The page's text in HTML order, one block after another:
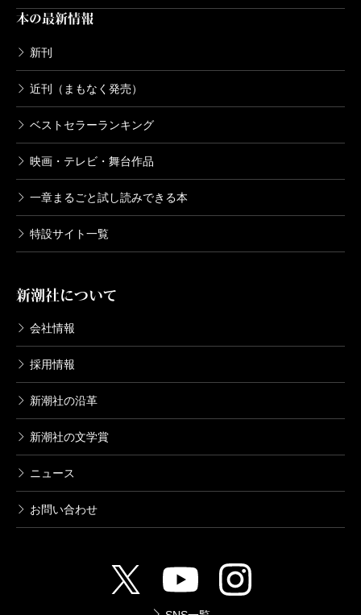
本の最新情報
新刊
近刊（まもなく発売）
ベストセラーランキング
映画・テレビ・舞台作品
一章まるごと試し読みできる本
特設サイト一覧
新潮社について
会社情報
採用情報
新潮社の沿革
新潮社の文学賞
ニュース
お問い合わせ